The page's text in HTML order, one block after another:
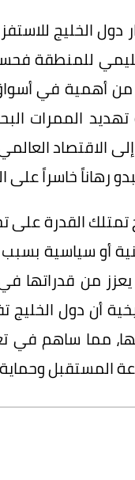
الخليج
للمنطقة
أهمية في
الممرات
الاقتصاد
رهاناً خاسراً على
القدرة على
أو سياسية
من قدراتها
أن دول
مما ساهم
المستقبل